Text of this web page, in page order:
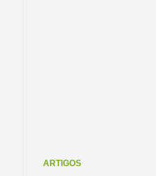
ARTIGOS